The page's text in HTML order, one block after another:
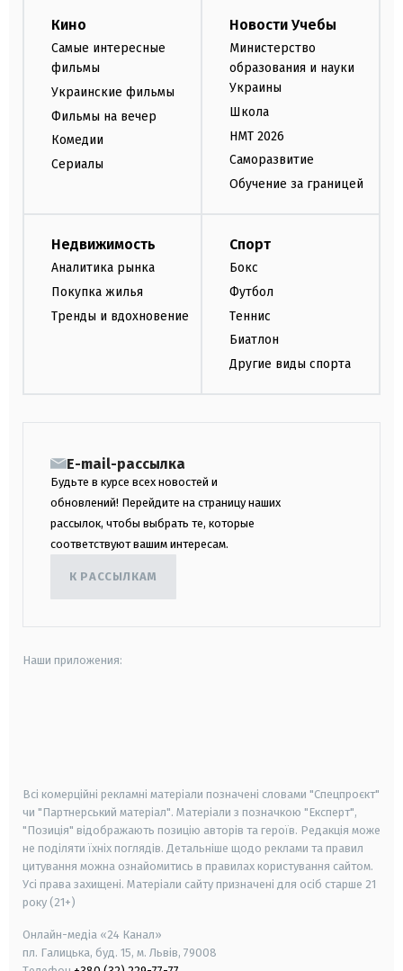
Кино
Самые интересные
фильмы
Украинские фильмы
Фильмы на вечер
Комедии
Сериалы
Новости Учебы
Министерство
образования и науки
Украины
Школа
НМТ 2026
Саморазвитие
Обучение за границей
Недвижимость
Аналитика рынка
Покупка жилья
Тренды и вдохновение
Спорт
Бокс
Футбол
Теннис
Биатлон
Другие виды спорта
E-mail-рассылка
Будьте в курсе всех новостей и
обновлений! Перейдите на страницу наших
рассылок, чтобы выбрать те, которые
соответствуют вашим интересам.
К РАССЫЛКАМ
Наши приложения:
Всі комерційні рекламні матеріали позначені словами "Спецпроєкт"
чи "Партнерський матеріал". Матеріали з позначкою "Експерт",
"Позиція" відображають позицію авторів та героїв. Редакція може
не поділяти їхніх поглядів. Детальніше щодо реклами та правил
цитування можна ознайомитись в правилах користування сайтом.
Усі права захищені. Матеріали сайту призначені для осіб старше 21
року (21+)
Онлайн-медіа «24 Канал»
пл. Галицька, буд. 15, м. Львів, 79008